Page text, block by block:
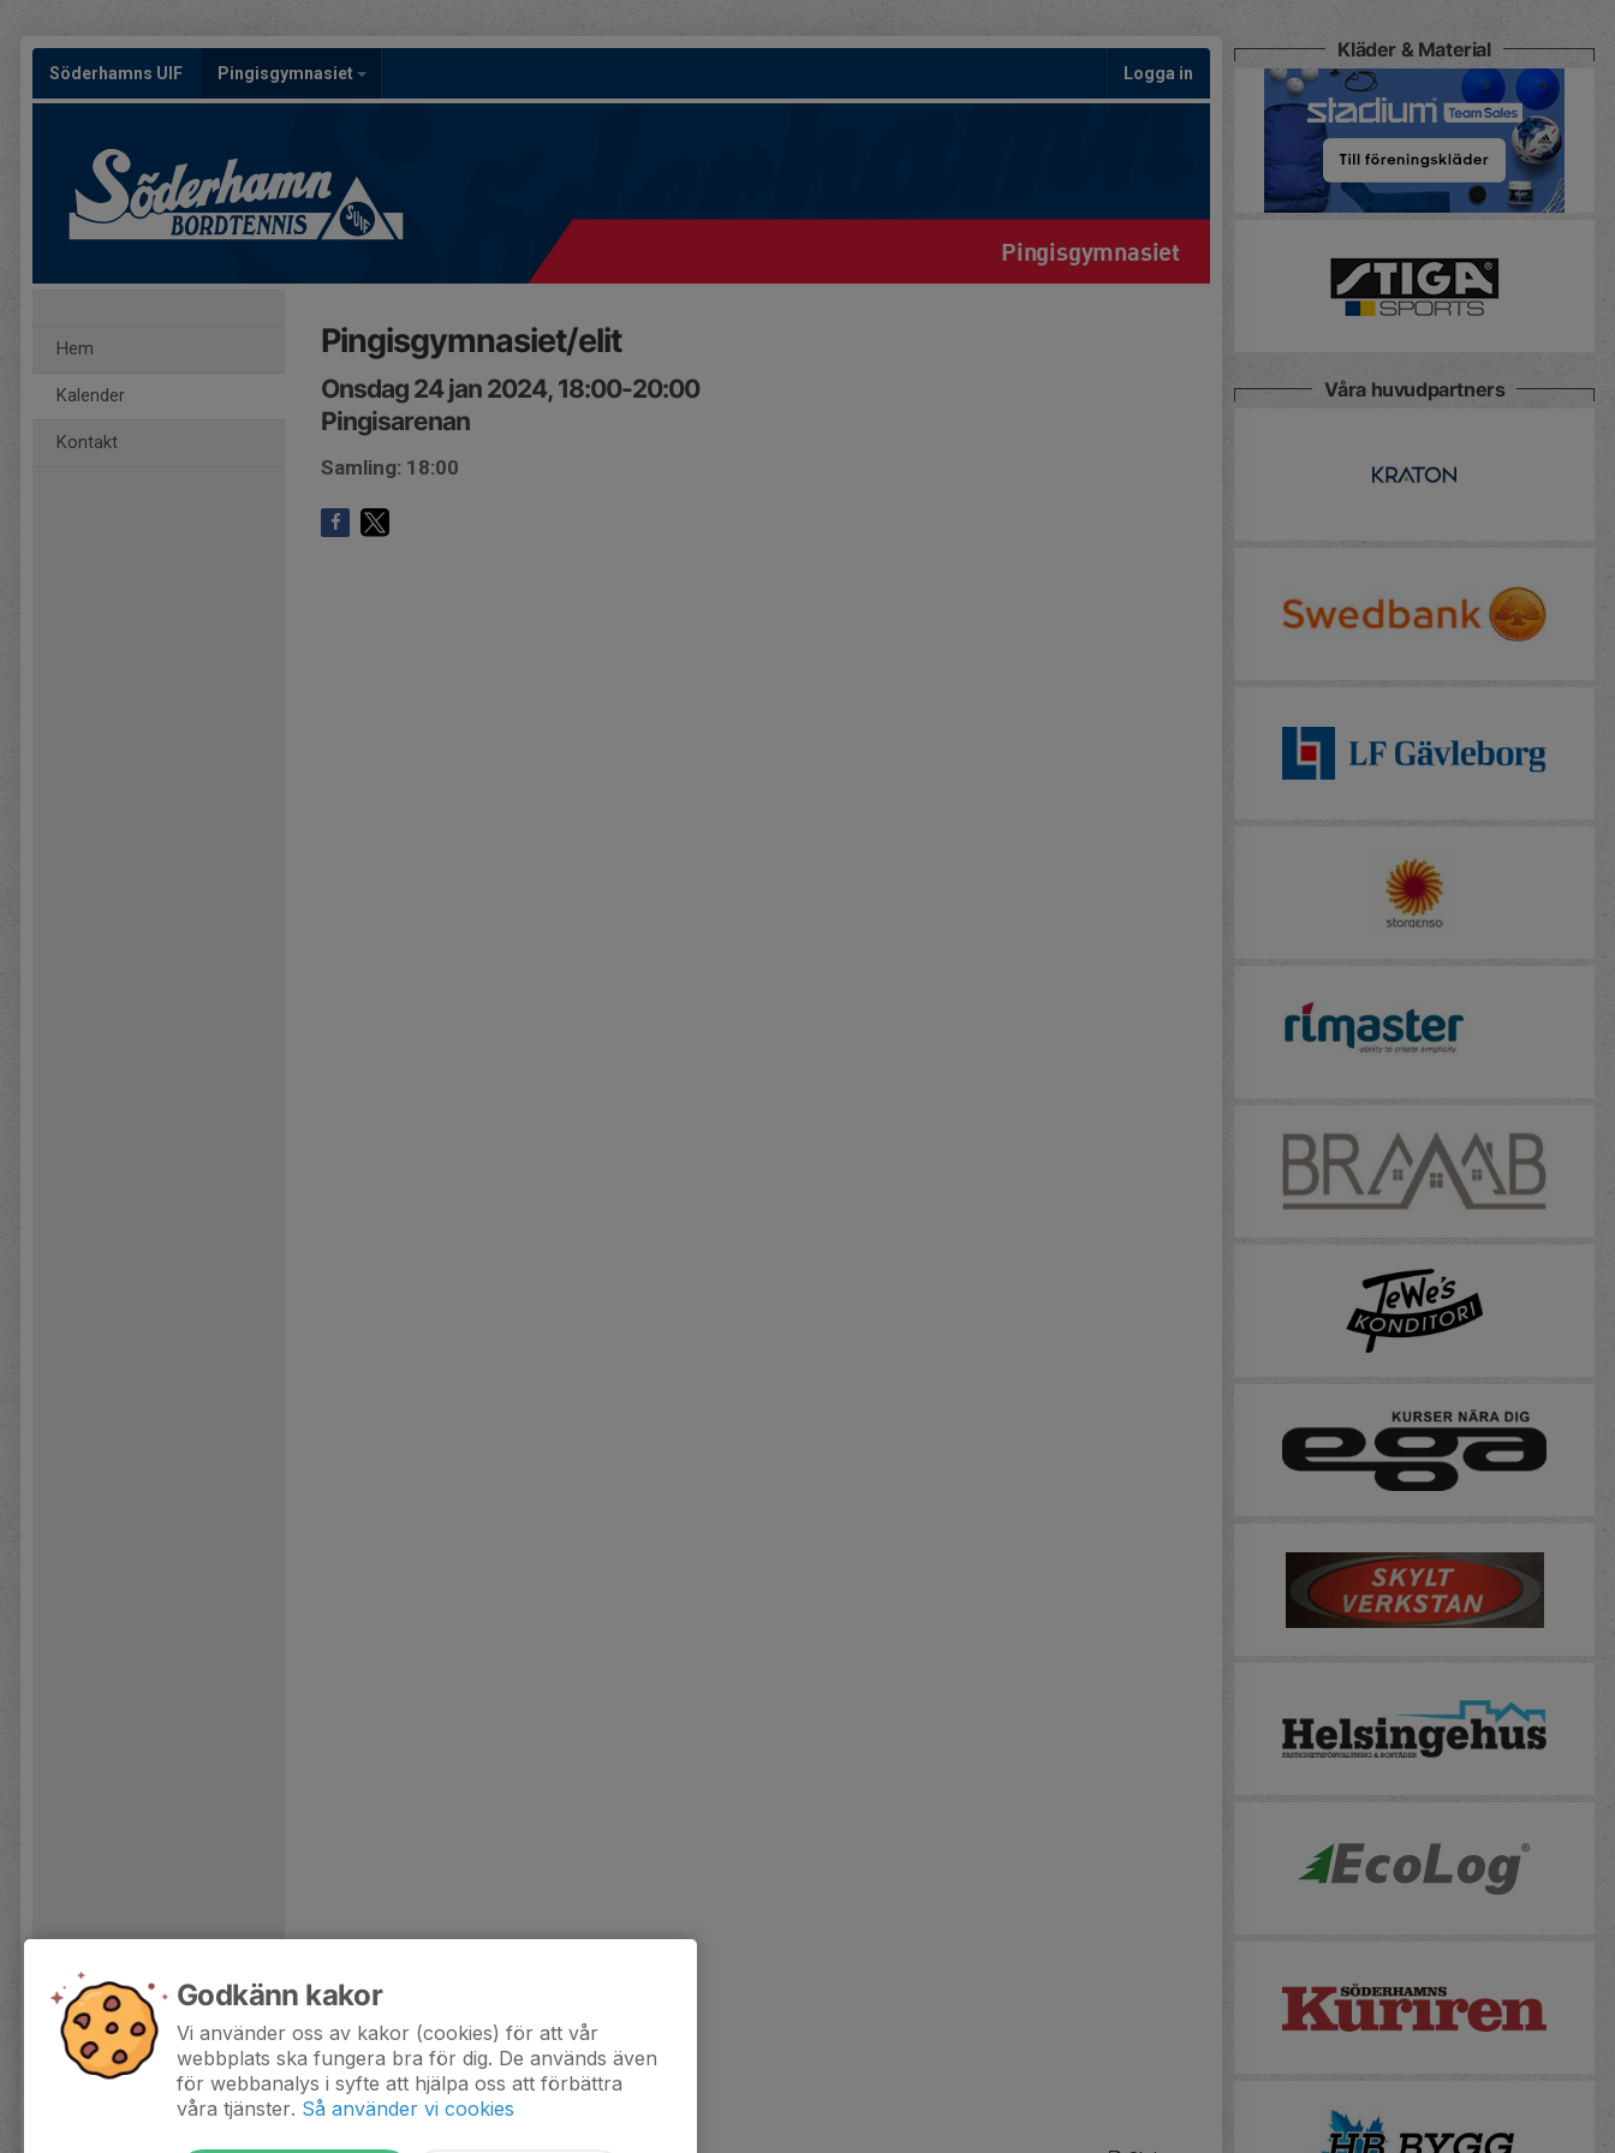
Söderhamns UIF Pingisgymnasiet Logga in
Pingisgymnasiet
Hem
Kalender
Kontakt
Pingisgymnasiet/elit
Onsdag 24 jan 2024, 18:00-20:00
Pingisarenan
Samling: 18:00
Kläder & Material
Våra huvudpartners
Godkänn kakor
Vi använder oss av kakor (cookies) för att vår
webbplats ska fungera bra för dig. De används även
för webbanalys i syfte att hjälpa oss att förbättra
våra tjänster. Så använder vi cookies